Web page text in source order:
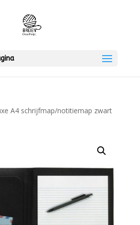
A4 schrijfmap/notitiemap zwart